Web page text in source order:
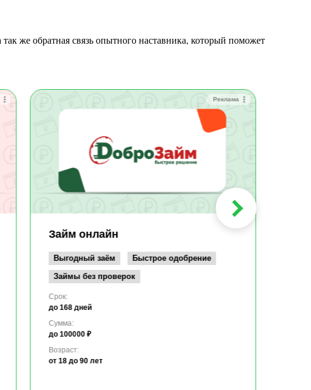
Реклама
Займ онлайн
Выгодный заём
Быстрое одобрение
Займы без проверок
Срок:
до 168 дней
Сумма:
до 100000 ₽
Возраст:
от 18 до 90 лет